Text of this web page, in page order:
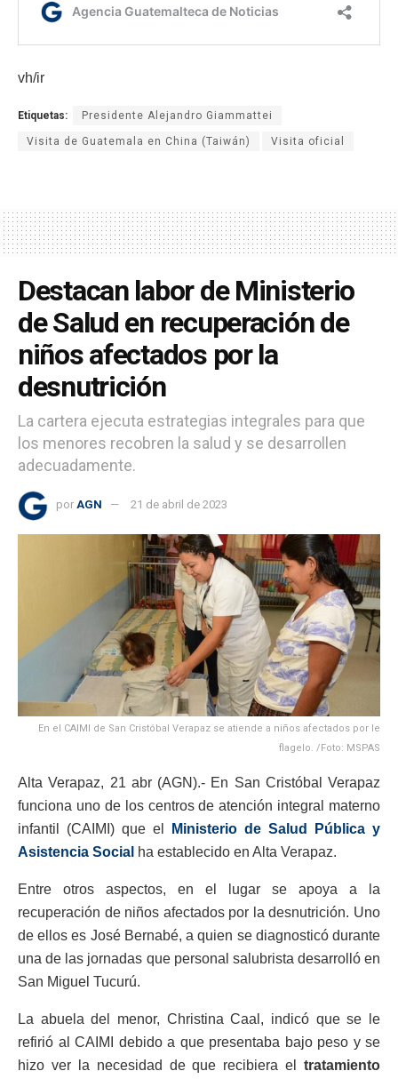
vh/ir
Etiquetas: Presidente Alejandro Giammattei
Visita de Guatemala en China (Taiwán) Visita oficial
Destacan labor de Ministerio
de Salud en recuperación de
niños afectados por la
desnutrición
La cartera ejecuta estrategias integrales para que
los menores recobren la salud y se desarrollen
adecuadamente.
por AGN 21 de abril de 2023
En el CAIMI de San Cristóbal Verapaz se atiende a niños afectados por le
flagelo. /Foto: MSPAS
Alta Verapaz, 21 abr (AGN).- En San Cristóbal Verapaz
funciona uno de los centros de atención integral materno
infantil (CAIMI) que el
Ministerio de Salud Pública y
Asistencia Social ha establecido en Alta Verapaz.
Entre otros aspectos, en el lugar se apoya a la
recuperación de niños afectados por la desnutrición. Uno
de ellos es José Bernabé, a quien se diagnosticó durante
una de las jornadas que personal salubrista desarrolló en
San Miguel Tucurú.
La abuela del menor, Christina Caal, indicó que se le
refirió al CAIMI debido a que presentaba bajo peso y se
hizo ver la necesidad de que recibiera el
tratamiento